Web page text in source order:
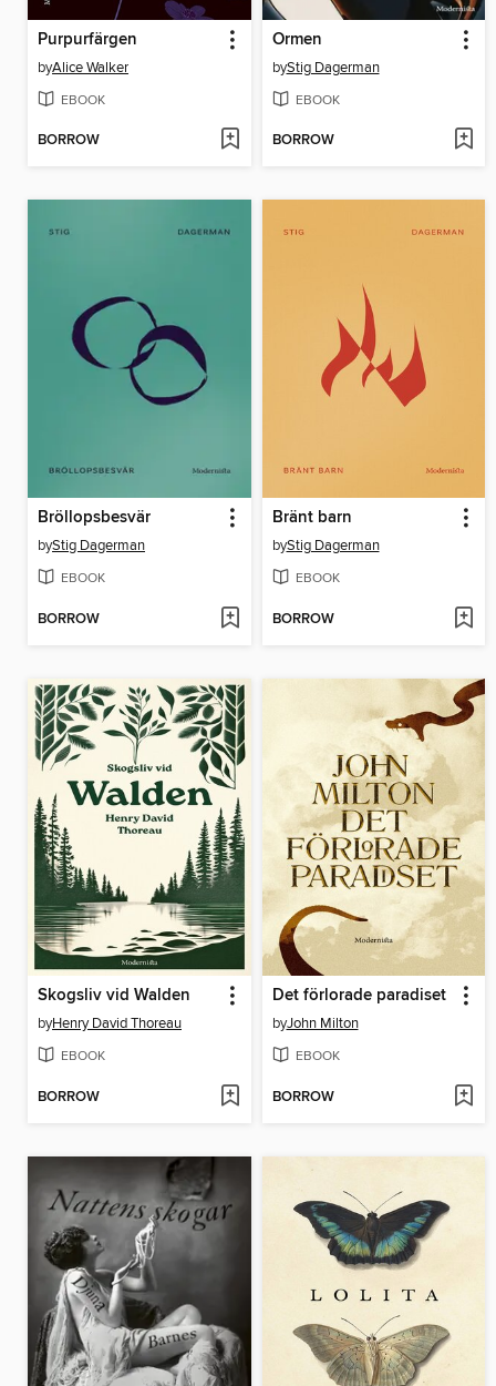
Purpurfärgen
byAlice Walker
EBOOK
BORROW
Ormen
byStig Dagerman
EBOOK
BORROW
Bröllopsbesvär
byStig Dagerman
EBOOK
BORROW
Bränt barn
byStig Dagerman
EBOOK
BORROW
Skogsliv vid Walden
byHenry David Thoreau
EBOOK
BORROW
Det förlorade paradiset
byJohn Milton
EBOOK
BORROW